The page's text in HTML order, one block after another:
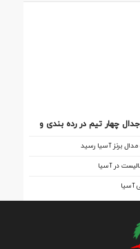
چهار تیم در رده بندی و
برنز آسیا رسید
در آسیا
آسیا